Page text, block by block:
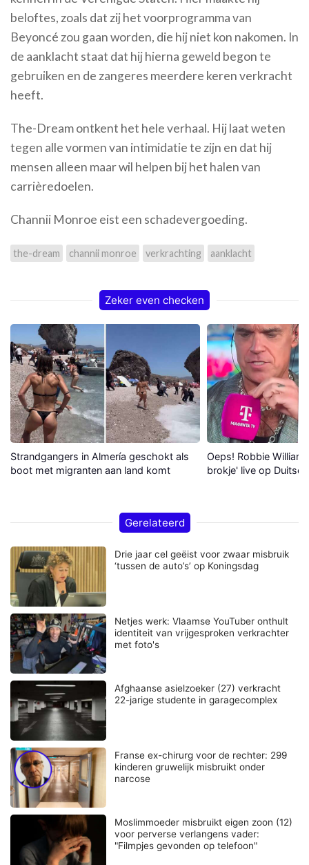
beloftes, zoals dat zij het voorprogramma van
Beyoncé zou gaan worden, die hij niet kon nakomen. In
de aanklacht staat dat hij hierna geweld begon te
gebruiken en de zangeres meerdere keren verkracht
heeft.
The-Dream ontkent het hele verhaal. Hij laat weten
tegen alle vormen van intimidatie te zijn en dat hij
mensen alleen maar wil helpen bij het halen van
carrièredoelen.
Channii Monroe eist een schadevergoeding.
the-dream channii monroe verkrachting aanklacht
Zeker even checken
Strandgangers in Almería geschokt als
boot met migranten aan land komt
Oeps! Robbie
brokje' live op Duitse
Gerelateerd
Drie jaar cel geëist voor zwaar misbruik
‘tussen de auto’s’ op Koningsdag
Netjes werk: Vlaamse YouTuber onthult
identiteit van vrijgesproken verkrachter
met foto's
Afghaanse asielzoeker (27) verkracht
22-jarige studente in garagecomplex
Franse ex-chirurg voor de rechter: 299
kinderen gruwelijk misbruikt onder
narcose
Moslimmoeder misbruikt eigen zoon (12)
voor perverse verlangens vader:
"Filmpjes gevonden op telefoon"